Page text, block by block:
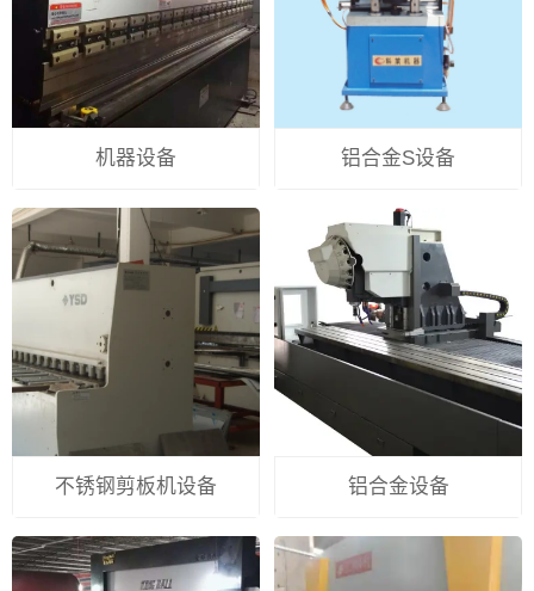
机器设备 铝合金S设备
不锈钢剪板机设备 铝合金设备